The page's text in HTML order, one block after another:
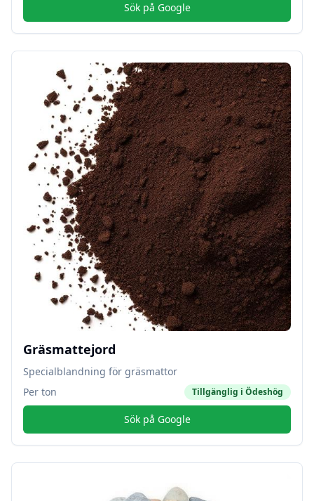
Sök på Google
Gräsmattejord
Specialblandning för gräsmattor
Per ton
Tillgänglig i Ödeshög
Sök på Google